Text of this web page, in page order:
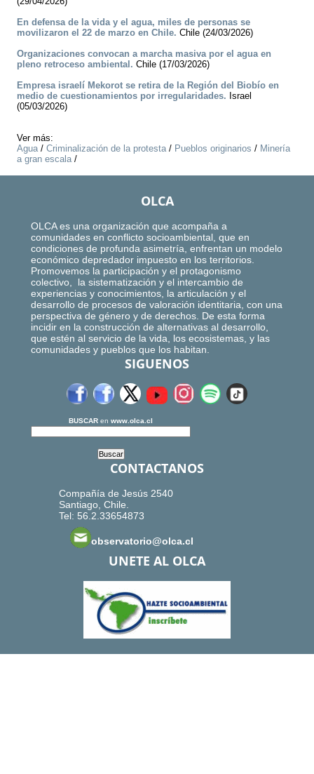
En defensa de la vida y el agua, miles de personas se
movilizaron el 22 de marzo en Chile. Chile (24/03/2026)
Organizaciones convocan a marcha masiva por el agua en
pleno retroceso ambiental. Chile (17/03/2026)
Empresa israelí Mekorot se retira de la Región del Biobío en
medio de cuestionamientos por irregularidades. Israel
(05/03/2026)
Ver más:
Agua/ Criminalización de la protesta/ Pueblos originarios / Minería
a gran escala/
OLCA
OLCA es una organización que acompaña a
comunidades en conflicto socioambiental, que en
condiciones de profunda asimetría, enfrentan un modelo
económico depredador impuesto en los territorios.
Promovemos la participación y el protagonismo
colectivo, la sistematización y el intercambio de
experiencias y conocimientos, la articulación y el
desarrollo de procesos de valoración identitaria, con una
perspectiva de género y de derechos. De esta forma
incidir en la construcción de alternativas al desarrollo,
que estén al servicio de la vida, los ecosistemas, y las
comunidades y pueblos que los habitan.
SIGUENOS
BUSCAR en www.olca.cl
CONTACTANOS
Compañía de Jesús 2540
Santiago, Chile.
Tel: 56.2.33654873
observatorio@olca.cl
UNETE AL OLCA